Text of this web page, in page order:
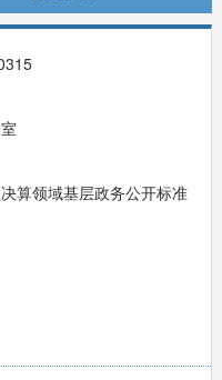
决算领域基层政务公开标准